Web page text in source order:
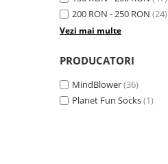
200 RON - 250 RON (24)
Vezi mai multe
PRODUCATORI
MindBlower(36)
Planet Fun Socks(1)